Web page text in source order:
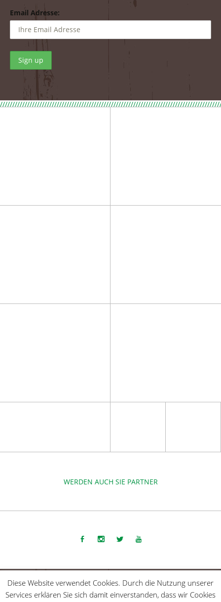
Email Adresse:
WERDEN AUCH SIE PARTNER
COPYRIGHT 2015-2025 | DIE SPORTMACHER GMBH |
Diese Website verwendet Cookies. Durch die Nutzung unserer
Services erklären Sie sich damit einverstanden, dass wir Cookies